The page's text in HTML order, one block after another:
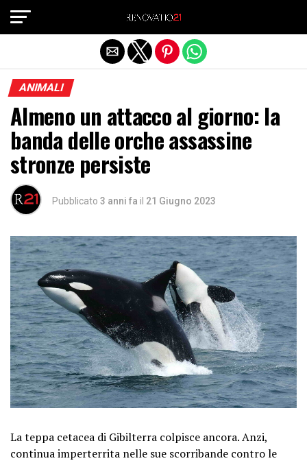
ANIMALI
Almeno un attacco al giorno: la
banda delle orche assassine
stronze persiste
Pubblicato 3 anni fa il 21 Giugno 2023
La teppa cetacea di Gibilterra colpisce ancora. Anzi,
continua imperterrita nelle sue scorribande contro le
Exit mobile version